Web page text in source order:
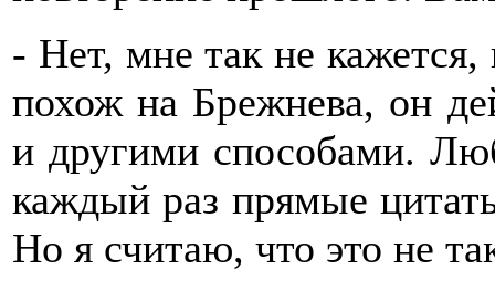
- Нет, мне так не
похож на Брежнева, он
и другими способами.
каждый раз прямые
Но я считаю, что это не